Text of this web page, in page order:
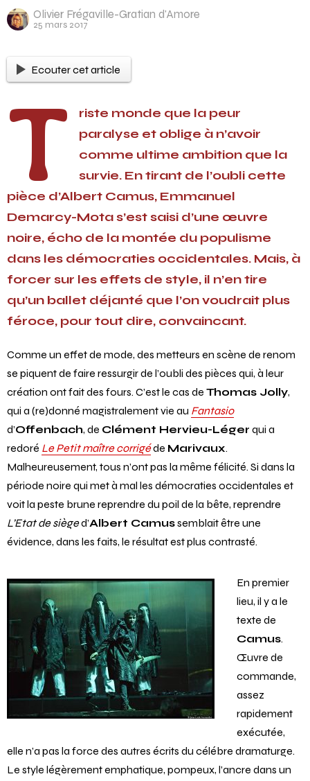
Olivier Frégaville-Gratian d'Amore
25 mars 2017
Ecouter cet article
T
riste monde que la peur
paralyse et oblige à n’avoir
comme ultime ambition que la
survie. En tirant de l’oubli cette
pièce d’Albert Camus, Emmanuel
Demarcy-Mota s’est saisi d’une œuvre
noire, écho de la montée du populisme
dans les démocraties occidentales. Mais, à
forcer sur les effets de style, il n’en tire
qu’un ballet déjanté que l’on voudrait plus
féroce, pour tout dire, convaincant.
Comme un effet de mode, des metteurs en scène de renom
se piquent de faire ressurgir de l’oubli des pièces qui, à leur
création ont fait des fours. C’est le cas de Thomas Jolly,
qui a (re)donné magistralement vie au Fantasio
d’Offenbach, de Clément Hervieu-Léger qui a
redoré Le Petit maître corrigéde Marivaux.
Malheureusement, tous n’ont pas la même félicité. Si dans la
période noire qui met à mal les démocraties occidentales et
voit la peste brune reprendre du poil de la bête, reprendre
L’Etat de sièged’Albert Camussemblait être une
évidence, dans les faits, le résultat est plus contrasté.
En premier
lieu, il y a le
texte de
Camus.
Œuvre de
commande,
assez
rapidement
exécutée,
elle n’a pas la force des autres écrits du célébre dramaturge.
Le style légèrement emphatique, pompeux, l’ancre dans un